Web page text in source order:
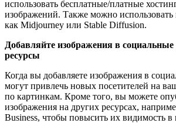
использовать бесплатные/платные
изображений. Также можно использовать
как Midjourney или Stable Diffusion.
Добавляйте изображения в социальные
ресурсы
Когда вы добавляете изображения в
могут привлечь новых посетителей на
по картинкам. Кроме того, вы можете
изображения на других ресурсах,
Business, чтобы повысить их видимость в